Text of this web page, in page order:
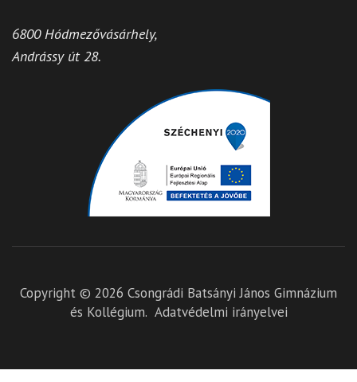
6800 Hódmezővásárhely,
Andrássy út 28.
Copyright © 2026 Csongrádi Batsányi János Gimnázium
és Kollégium. Adatvédelmi irányelvei